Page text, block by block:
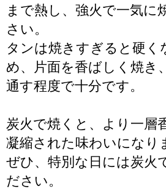
まで熱し、強火で一気に
さい。
タンは焼きすぎると硬く
め、片面を香ばしく焼き
通す程度で十分です。
炭火で焼くと、より一層
凝縮された味わいになり
ぜひ、特別な日には炭火
ださい。